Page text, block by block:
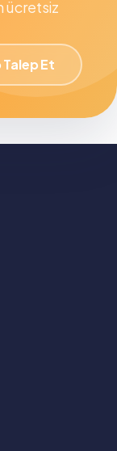
ücretsiz
Et